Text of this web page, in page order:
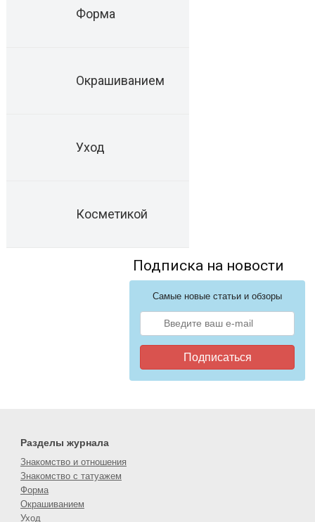
Форма
Окрашиванием
Уход
Косметикой
Подписка на новости
Самые новые статьи и обзоры
Подписаться
Разделы журнала
Знакомство и отношения
Знакомство с татуажем
Форма
Окрашиванием
Уход